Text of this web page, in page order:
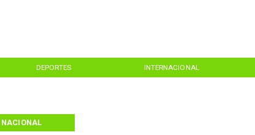
DEPORTES INTERNACIONAL
NACIONAL